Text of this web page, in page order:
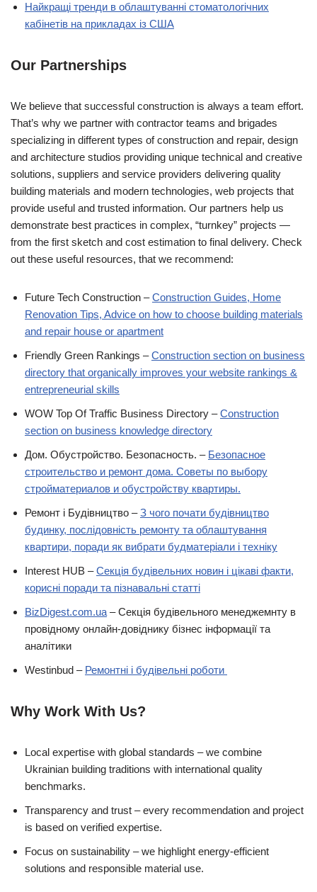
Найкращі тренди в облаштуванні стоматологічних
кабінетів на прикладах із США
Our Partnerships
We believe that successful construction is always a team effort.
That’s why we partner with contractor teams and brigades
specializing in different types of construction and repair, design
and architecture studios providing unique technical and creative
solutions, suppliers and service providers delivering quality
building materials and modern technologies, web projects that
provide useful and trusted information. Our partners help us
demonstrate best practices in complex, “turnkey” projects —
from the first sketch and cost estimation to final delivery. Check
out these useful resources, that we recommend:
Future Tech Construction –Construction Guides, Home
Renovation Tips, Advice on how to choose building materials
and repair house or apartment
Friendly Green Rankings –Construction section on business
directory that organically improves your website rankings &
entrepreneurial skills
WOW Top Of Traffic Business Directory –Construction
section on business knowledge directory
Дом. Обустройство. Безопасность. – Безопасное
строительство и ремонт дома. Советы по выбору
стройматериалов и обустройству квартиры.
Ремонт і Будівництво –З чого почати будівництво
будинку, послідовність ремонту та облаштування
квартири, поради як вибрати будматеріали і техніку
Interest HUB –Секція будівельних новин і цікаві факти,
корисні поради та пізнавальні статті
BizDigest.com.ua – Секція будівельного менеджемнту в
провідному онлайн-довіднику бізнес інформації та
аналітики
Westinbud – Ремонтні і будівельні роботи
Why Work With Us?
Local expertise with global standards – we combine
Ukrainian building traditions with international quality
benchmarks.
Transparency and trust – every recommendation and project
is based on verified expertise.
Focus on sustainability – we highlight energy-efficient
solutions and responsible material use.